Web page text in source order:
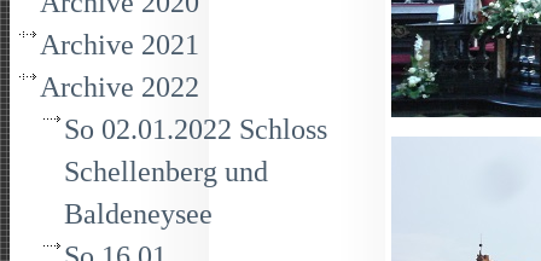
Archive 2021
Archive 2022
So 02.01.2022 Schloss
Schellenberg und
Baldeneysee